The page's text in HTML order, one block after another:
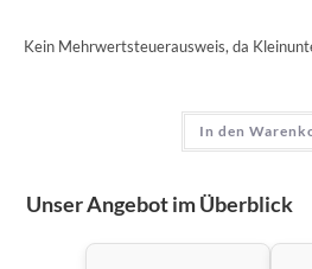
Kein Mehrwertsteuerausweis, da
In den
Unser Angebot im Überblick